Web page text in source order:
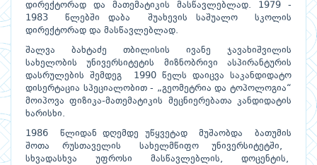
დირექტორად და მათემატიკის მასწავლებლად. 1979 -
1983 წლებში დაბა შუახევის საშუალო სკოლის
დირექტორად და მასწავლებლად.
შალვა ბახტაძე თბილისის ივანე ჯავახიშვილის
სახელობის უნივერსიტეტის მიზნობრივი ასპირანტურის
დასრულების შემდეგ 1990 წელს დაიცვა საკანდიდატო
დისერტაცია სპეციალობით - „გეომეტრია და ტოპოლოგია“
მოიპოვა ფიზიკა-მათემატიკის მეცნიერებათა კანდიდატის
ხარისხი.
1986 წლიდან დღემდე უწყვეტად მუშაობდა ბათუმის
შოთა რუსთაველის სახელმწიფო უნივერსიტეტში,
სხვადასხვა უფროსი მასწავლებლის, დოცენტის,